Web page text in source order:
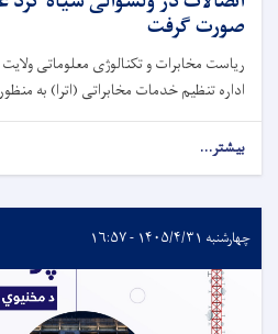
صورت گرفت
ریاست مخابرات و تکنالوژی معلوماتی
اداره تنظیم خدمات مخابراتی (اترا) به
بیشتر...
چهارشنبه ۱۴۰۵/۴/۳۱ - ۱۶:۵۷